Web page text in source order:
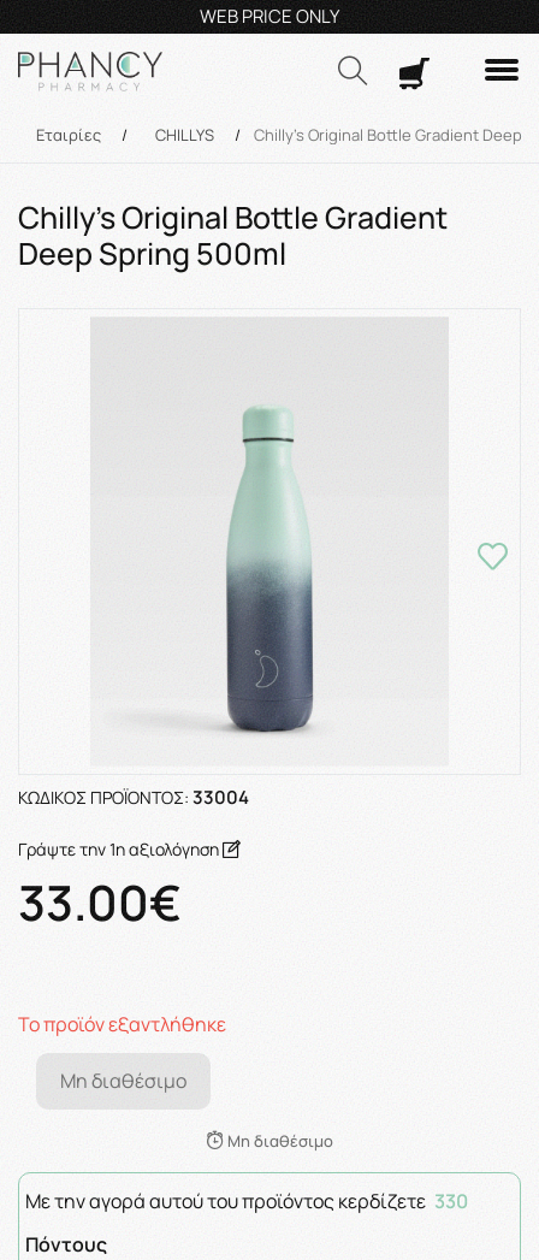
Τηλεφωνικές Παραγγελίες: 23210 59995 Δευ- Πα
Εταιρίες / CHILLYS / Chilly's Original Bottle Gradient Deep
Chilly's Original Bottle Gradient
Deep Spring 500ml
ΚΩΔΙΚΌΣ ΠΡΟΪΌΝΤΟΣ: 33004
Γράψτε την 1η αξιολόγηση
33.00€
Το προϊόν εξαντλήθηκε
Μη διαθέσιμο
Μη διαθέσιμο
Με την αγορά αυτού του προϊόντος κερδίζετε 330
Πόντους